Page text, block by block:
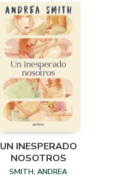
UN INESPERADO
NOSOTROS
SMITH, ANDREA